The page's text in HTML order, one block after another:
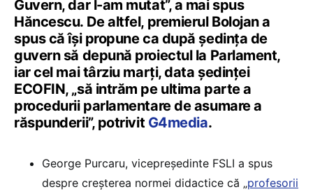
Guvern, dar l-am mutat”, a mai spus
Hăncescu. De altfel, premierul Bolojan a
spus că își propune ca după şedinţa de
guvern să depună proiectul la Parlament,
iar cel mai târziu marţi, data şedinţei
ECOFIN, „să intrăm pe ultima parte a
procedurii parlamentare de asumare a
răspunderii”, potrivit G4media.
George Purcaru, vicepreședinte FSLI a spus
despre creșterea normei didactice că „profesorii